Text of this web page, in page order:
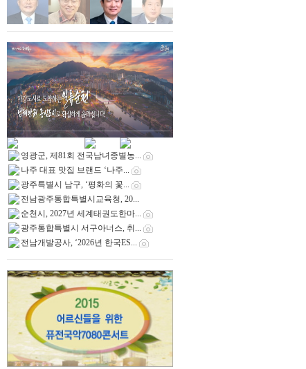
영광군, 제81회 전국남녀종별농...
나주 대표 맛집 브랜드 ‘나주...
광주특별시 남구, ‘평화의 꽃...
전남광주통합특별시교육청, 20...
순천시, 2027년 세계태권도한마...
광주통합특별시 서구아너스, 취...
전남개발공사, ‘2026년 한국ES...